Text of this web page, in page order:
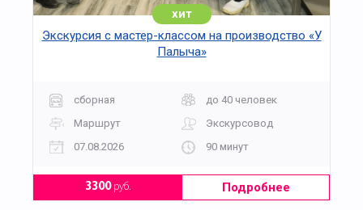
Программа предлагает структурированный
рассказ об истории ремесла и его
трансформации, формируя полноценное
представление о развитии валяльного
хит
Экскурсия с мастер-классом на производство «У
Палыча»
сборная
до 40 человек
Маршрут
Экскурсовод
07.08.2026
90 минут
3300руб. Подробнее